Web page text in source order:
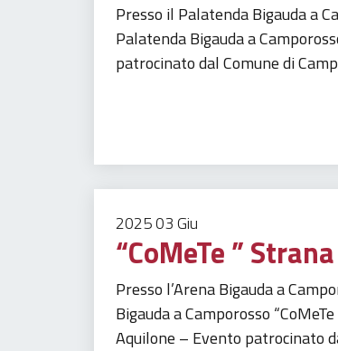
Presso il Palatenda Bigauda a
Palatenda Bigauda a
patrocinato dal Comune di
202503Giu
“CoMeTe ”
Presso l’Arena Bigauda a
Bigauda a Camporosso
Aquilone – Evento patrocinato